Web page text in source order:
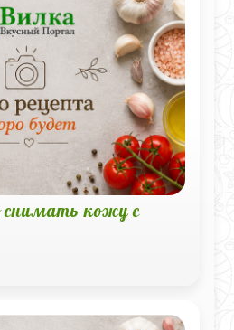
снимать кожу с